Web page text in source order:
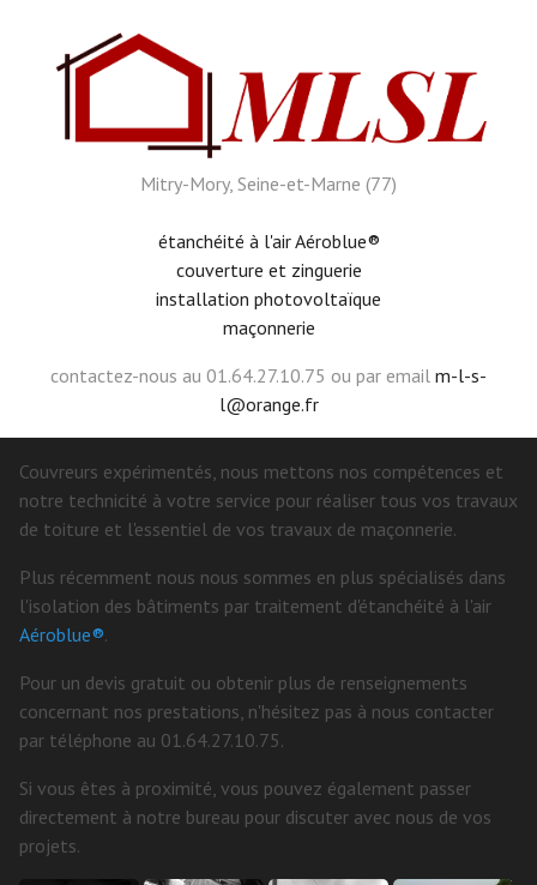
Mitry-Mory, Seine-et-Marne (77)
étanchéité à l'air Aéroblue®
couverture et zinguerie
installation photovoltaïque
maçonnerie
contactez-nous au 01.64.27.10.75 ou par email m-l-s-
l@orange.fr
Couvreurs expérimentés, nous mettons nos compétences et
notre technicité à votre service pour réaliser tous vos travaux
de toiture et l'essentiel de vos travaux de maçonnerie.
Plus récemment nous nous sommes en plus spécialisés dans
l'isolation des bâtiments par traitement d'étanchéité à l'air
Aéroblue®.
Pour un devis gratuit ou obtenir plus de renseignements
concernant nos prestations, n'hésitez pas à nous contacter
par téléphone au 01.64.27.10.75.
Si vous êtes à proximité, vous pouvez également passer
directement à notre bureau pour discuter avec nous de vos
projets.